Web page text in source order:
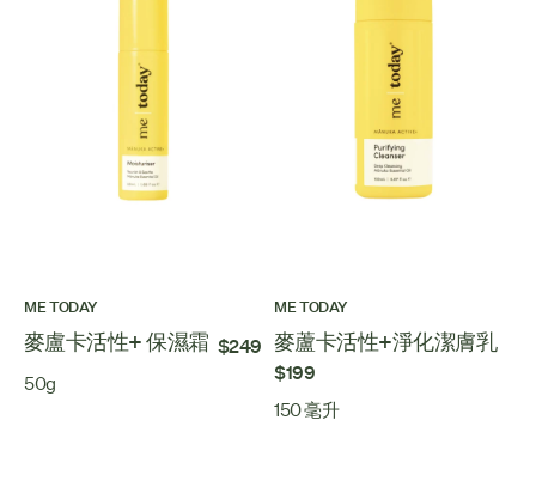
ME TODAY
麥盧卡活性+ 保濕霜 $249
50g
ME TODAY
麥蘆卡活性+淨化潔膚乳
$199
150 毫升